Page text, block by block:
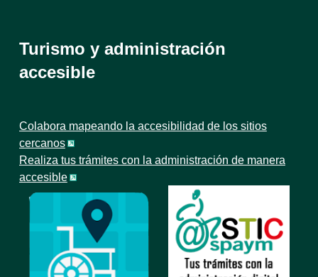
Turismo y administración
accesible
Colabora mapeando la accesibilidad de los sitios
cercanos
Realiza tus trámites con la administración de manera
accesible